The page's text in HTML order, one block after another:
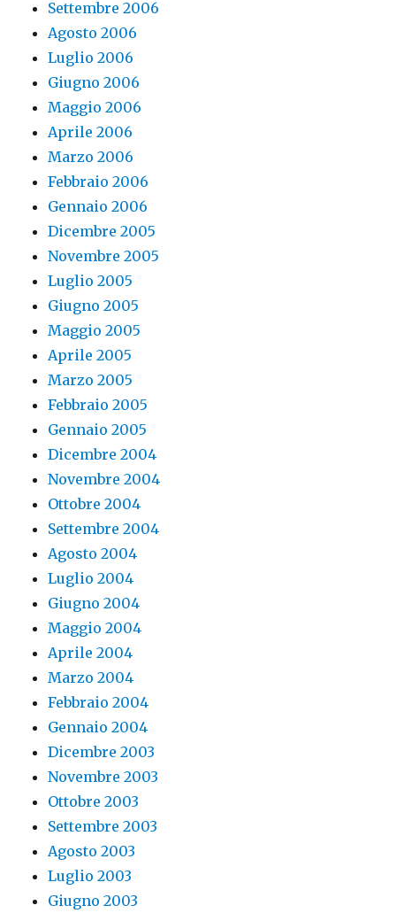
Settembre 2006
Agosto 2006
Luglio 2006
Giugno 2006
Maggio 2006
Aprile 2006
Marzo 2006
Febbraio 2006
Gennaio 2006
Dicembre 2005
Novembre 2005
Luglio 2005
Giugno 2005
Maggio 2005
Aprile 2005
Marzo 2005
Febbraio 2005
Gennaio 2005
Dicembre 2004
Novembre 2004
Ottobre 2004
Settembre 2004
Agosto 2004
Luglio 2004
Giugno 2004
Maggio 2004
Aprile 2004
Marzo 2004
Febbraio 2004
Gennaio 2004
Dicembre 2003
Novembre 2003
Ottobre 2003
Settembre 2003
Agosto 2003
Luglio 2003
Giugno 2003